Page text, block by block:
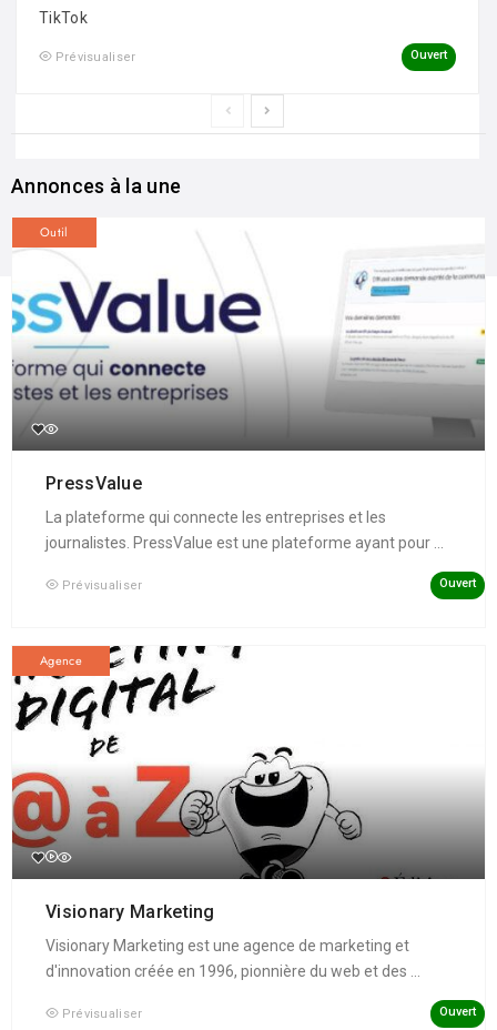
TikTok
Prévisualiser Ouvert
Annonces à la une
Outil
PressValue
La plateforme qui connecte les entreprises et les
journalistes. PressValue est une plateforme ayant pour ...
Prévisualiser Ouvert
Agence
Visionary Marketing
Visionary Marketing est une agence de marketing et
d'innovation créée en 1996, pionnière du web et des ...
Prévisualiser Ouvert